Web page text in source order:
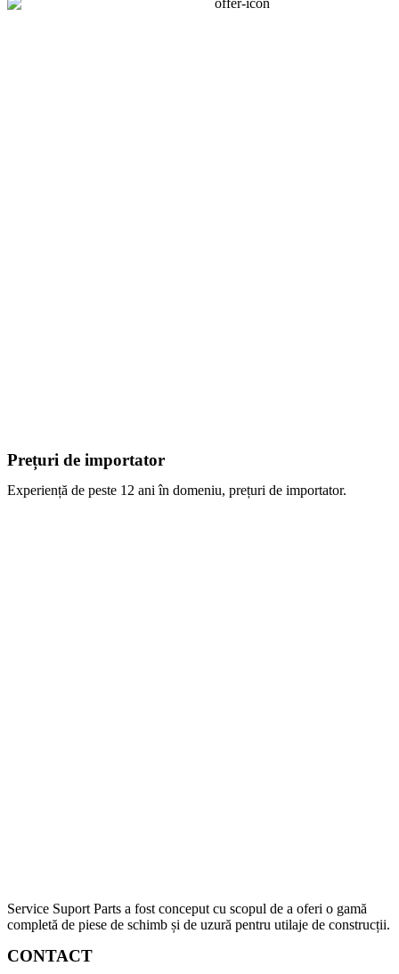
Prețuri de importator
Experiență de peste 12 ani în domeniu, prețuri de importator.
Service Suport Parts a fost conceput cu scopul de a oferi o gamă
completă de piese de schimb și de uzură pentru utilaje de construcții.
CONTACT